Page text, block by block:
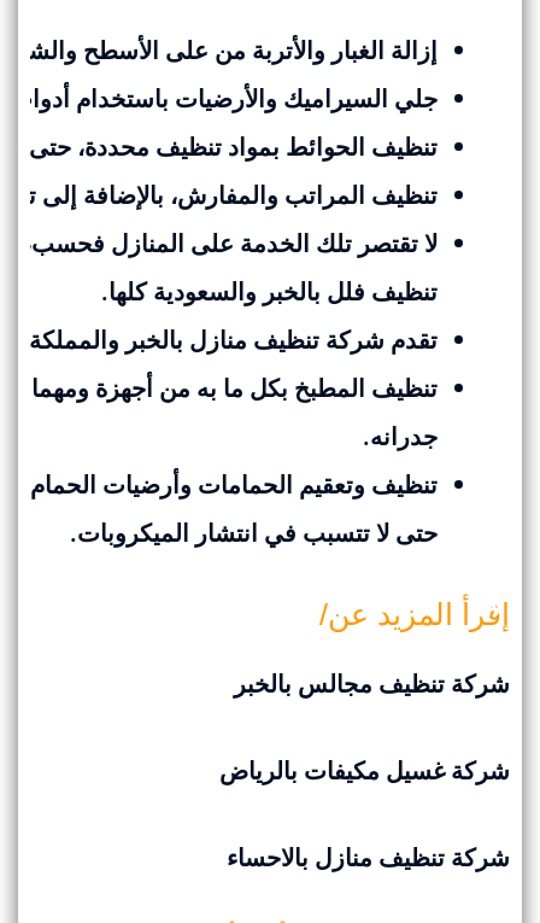
إزالة الغبار والأتربة من على الأسطح
جلي السيراميك والأرضيات باستخدام أدوات
تنظيف الحوائط بمواد تنظيف محددة، حتى
تنظيف المراتب والمفارش، بالإضافة إلى
لا تقتصر تلك الخدمة على المنازل فحسب،
تنظيف فلل بالخبر والسعودية كلها.
تقدم شركة تنظيف منازل بالخبر والمملكة
تنظيف المطبخ بكل ما به من أجهزة ومهما
جدرانه.
تنظيف وتعقيم الحمامات وأرضيات
حتى لا تتسبب في انتشار الميكروبات.
إقرأ المزيد عن/
شركة تنظيف مجالس بالخبر
شركة غسيل مكيفات بالرياض
شركة تنظيف منازل بالاحساء